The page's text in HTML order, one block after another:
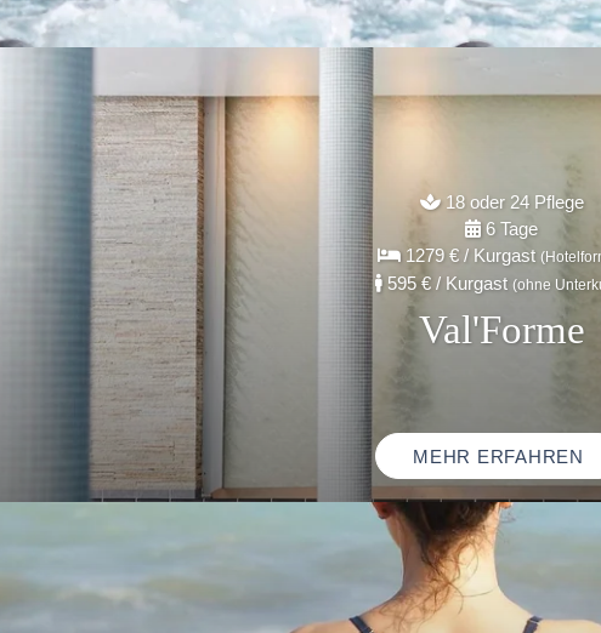
Val'Forme
18 oder 24 Pflege
6 Tage
1279 € / Kurgast
595 € / Kurgast (ohne
MEHR ERFAHREN